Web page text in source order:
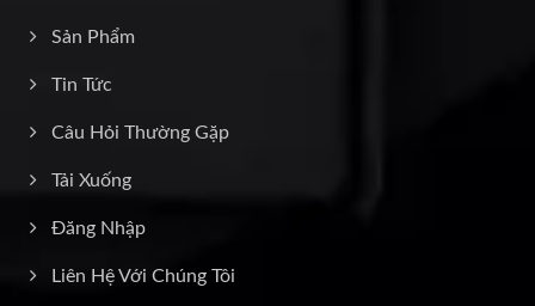
Sản Phẩm
Tin Tức
Câu Hỏi Thường Gặp
Tải Xuống
Đăng Nhập
Liên Hệ Với Chúng Tôi